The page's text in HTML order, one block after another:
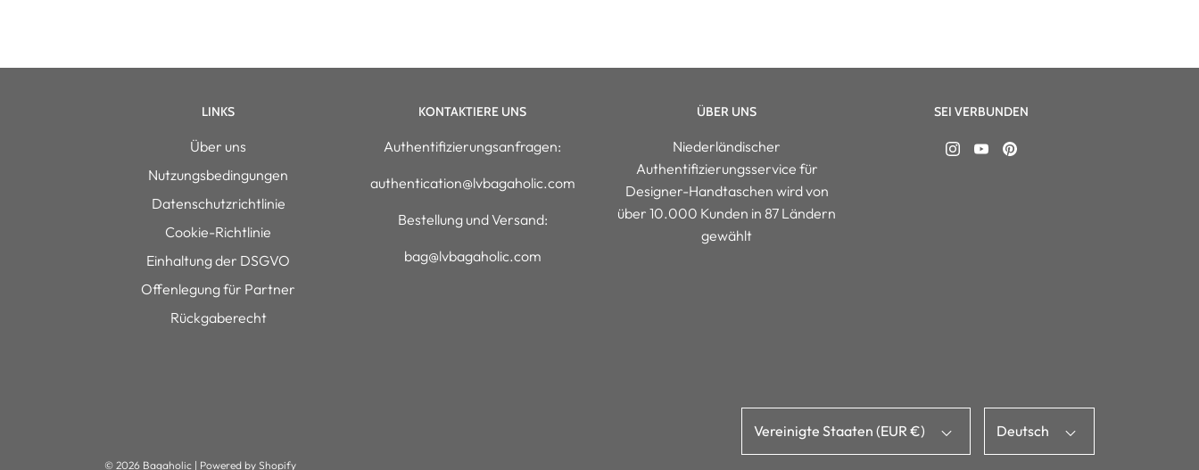
LINKS
Über uns
Nutzungsbedingungen
Datenschutzrichtlinie
Cookie-Richtlinie
Einhaltung der DSGVO
Offenlegung für Partner
Rückgaberecht
KONTAKTIERE UNS
Authentifizierungsanfragen:
authentication@lvbagaholic.com
Bestellung und Versand:
bag@lvbagaholic.com
ÜBER UNS
Niederländischer
Authentifizierungsservice für
Designer-Handtaschen wird von
über 10.000 Kunden in 87 Ländern
gewählt
SEI VERBUNDEN
Vereinigte Staaten (EUR €) Deutsch
© 2026 Bagaholic | Powered by Shopify